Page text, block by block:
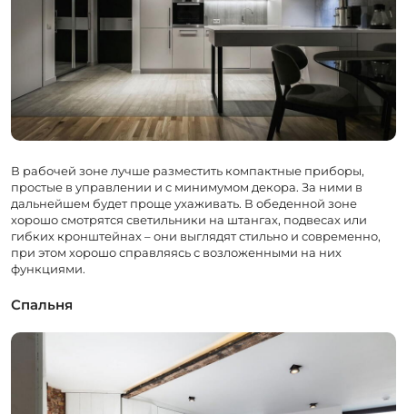
В рабочей зоне лучше разместить компактные приборы,
простые в управлении и с минимумом декора. За ними в
дальнейшем будет проще ухаживать. В обеденной зоне
хорошо смотрятся светильники на штангах, подвесах или
гибких кронштейнах – они выглядят стильно и современно,
при этом хорошо справляясь с возложенными на них
функциями.
Спальня